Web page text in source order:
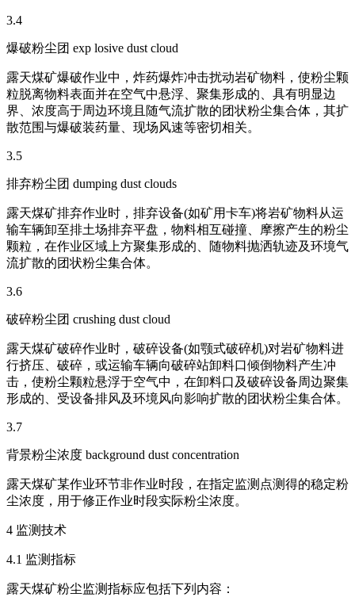
3.4
爆破粉尘团 exp losive dust cloud
露天煤矿爆破作业中，炸药爆炸冲击扰动岩矿物料，使粉尘颗
粒脱离物料表面并在空气中悬浮、聚集形成的、具有明显边
界、浓度高于周边环境且随气流扩散的团状粉尘集合体，其扩
散范围与爆破装药量、现场风速等密切相关。
3.5
排弃粉尘团 dumping dust clouds
露天煤矿排弃作业时，排弃设备(如矿用卡车)将岩矿物料从运
输车辆卸至排土场排弃平盘，物料相互碰撞、摩擦产生的粉尘
颗粒，在作业区域上方聚集形成的、随物料抛洒轨迹及环境气
流扩散的团状粉尘集合体。
3.6
破碎粉尘团 crushing dust cloud
露天煤矿破碎作业时，破碎设备(如颚式破碎机)对岩矿物料进
行挤压、破碎，或运输车辆向破碎站卸料口倾倒物料产生冲
击，使粉尘颗粒悬浮于空气中，在卸料口及破碎设备周边聚集
形成的、受设备排风及环境风向影响扩散的团状粉尘集合体。
3.7
背景粉尘浓度 background dust concentration
露天煤矿某作业环节非作业时段，在指定监测点测得的稳定粉
尘浓度，用于修正作业时段实际粉尘浓度。
4 监测技术
4.1 监测指标
露天煤矿粉尘监测指标应包括下列内容：